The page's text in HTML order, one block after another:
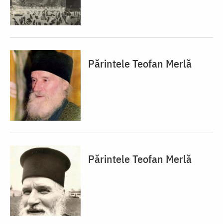
Părintele Teofan Merlă
Părintele Teofan Merlă